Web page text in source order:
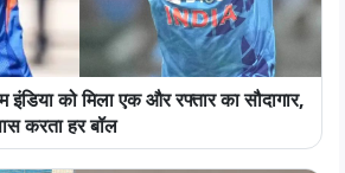
को मिला एक और रफ्तार का सौदागार,
करता हर बॉल